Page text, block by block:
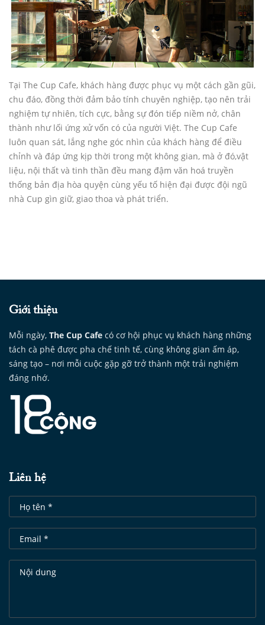
Tại The Cup Cafe, khách hàng được phục vụ một cách gần gũi,
chu đáo, đồng thời đảm bảo tính chuyên nghiệp, tạo nên trải
nghiệm tự nhiên, tích cực, bằng sự đón tiếp niềm nở, chân
thành như lối ứng xử vốn có của người Việt. The Cup Cafe
luôn quan sát, lắng nghe góc nhìn của khách hàng để điều
chỉnh và đáp ứng kịp thời trong một không gian, mà ở đó,vật
liệu, nội thất và tinh thần đều mang đậm văn hoá truyền
thống bản địa hòa quyện cùng yếu tố hiện đại được đội ngũ
nhà Cup gìn giữ, giao thoa và phát triển.
Giới thiệu
Mỗi ngày, The Cup Cafe có cơ hội phục vụ khách hàng những
tách cà phê được pha chế tinh tế, cùng không gian ấm áp,
sáng tạo – nơi mỗi cuộc gặp gỡ trở thành một trải nghiệm
đáng nhớ.
Liên hệ